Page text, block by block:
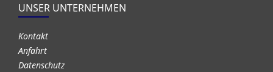
UNSER UNTERNEHMEN
Kontakt
Anfahrt
Datenschutz